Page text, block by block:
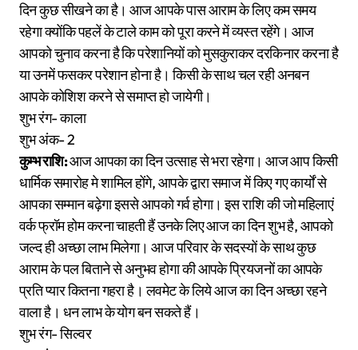
दिन कुछ सीखने का है। आज आपके पास आराम के लिए कम समय
रहेगा क्योंकि पहलें के टाले काम को पूरा करने में व्यस्त रहेंगे। आज
आपको चुनाव करना है कि परेशानियों को मुसकुराकर दरकिनार करना है
या उनमें फसकर परेशान होना है। किसी के साथ चल रही अनबन
आपके कोशिश करने से समाप्त हो जायेगी।
शुभ रंग- काला
शुभ अंक- 2
कुम्भ राशि:आज आपका का दिन उत्साह से भरा रहेगा। आज आप किसी
धार्मिक समारोह मे शामिल होंगे, आपके द्वारा समाज में किए गए कार्यों से
आपका सम्मान बढ़ेगा इससे आपको गर्व होगा। इस राशि की जो महिलाएं
वर्क फ्रॉम होम करना चाहती हैं उनके लिए आज का दिन शुभ है, आपको
जल्द ही अच्छा लाभ मिलेगा। आज परिवार के सदस्यों के साथ कुछ
आराम के पल बिताने से अनुभव होगा की आपके प्रियजनों का आपके
प्रति प्यार कितना गहरा है। लवमेट के लिये आज का दिन अच्छा रहने
वाला है। धन लाभ के योग बन सकते हैं।
शुभ रंग- सिल्वर